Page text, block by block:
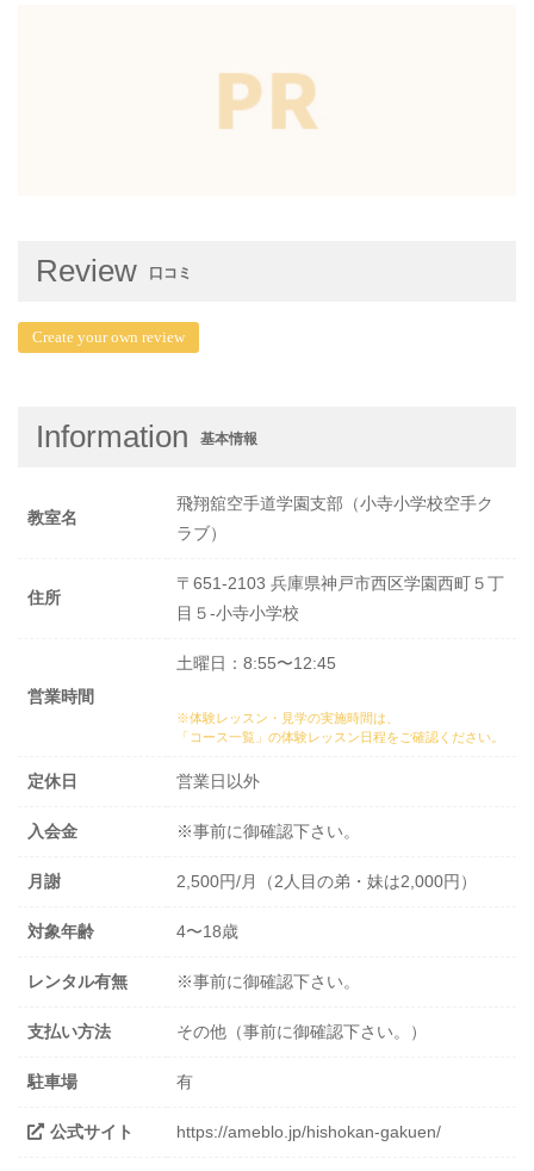
Review 口コミ
Create your own review
Information 基本情報
教室名
飛翔舘空手道学園支部（小寺小学校空手ク
ラブ）
住所
〒651-2103 兵庫県神戸市西区学園西町５丁
目５-小寺小学校
営業時間
土曜日：8:55〜12:45
※体験レッスン・見学の実施時間は、
「コース一覧」の体験レッスン日程をご確認ください。
定休日 営業日以外
入会金 ※事前に御確認下さい。
月謝 2,500円/月（2人目の弟・妹は2,000円）
対象年齢 4〜18歳
レンタル有無 ※事前に御確認下さい。
支払い方法 その他（事前に御確認下さい。）
駐車場 有
公式サイト https://ameblo.jp/hishokan-gakuen/